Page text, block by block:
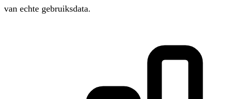
van echte gebruiksdata.